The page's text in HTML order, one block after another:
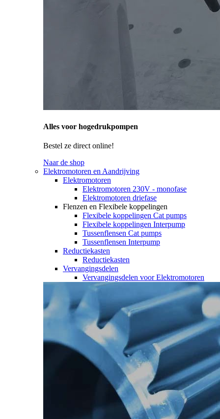
Alles voor hogedrukpompen
Bestel ze direct online!
Naar de shop
Elektromotoren en Aandrijving
Elektromotoren
Elektromotoren 230V - monofase
Elektromotoren driefase
Flenzen en Flexibele koppelingen
Flexibele koppelingen Cat pumps
Flexibele koppelingen Interpump
Tussenflensen Cat pumps
Tussenflensen Interpump
Reductiekasten
Reductiekasten
Vervangingsdelen
Vervangingsdelen voor Elektromotoren